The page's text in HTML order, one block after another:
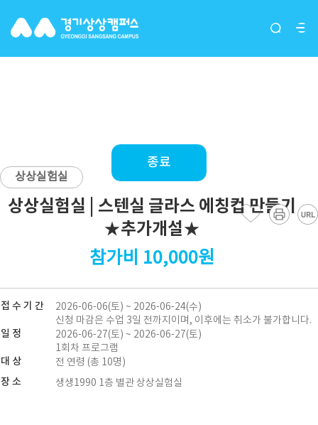
상상실험실 | 스텐실 글라스 에
종료
상상실험실
상상실험실 | 스텐실 글라스 에칭컵 만들기
★추가개설★
참가비 10,000원
접 수 기 간
2026-06-06(토) ~ 2026-06-24(수)
신청 마감은 수업 3일 전까지이며, 이후에는 취소가 불가합니다.
일 정
2026-06-27(토) ~ 2026-06-27(토)
1회차 프로그램
대 상 전 연령 (총 10명)
장 소 생생1990 1층 별관 상상실험실